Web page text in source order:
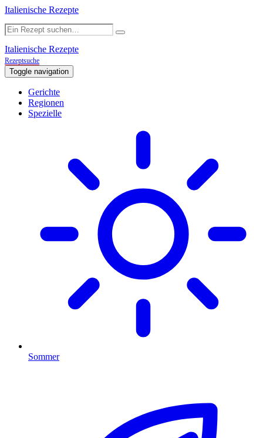
Italienische Rezepte
Italienische Rezepte
Rezeptsuche
Toggle navigation
Gerichte
Regionen
Spezielle
Sommer